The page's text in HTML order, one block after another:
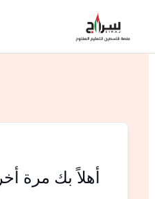
المحتوى
أهلاً بك مرة